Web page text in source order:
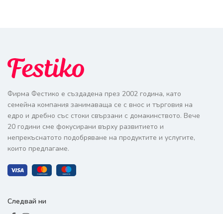
Фирма Фестико е създадена през 2002 година, като
семейна компания занимаваща се с внос и търговия на
едро и дребно със стоки свързани с домакинството. Вече
20 години сме фокусирани върху развитието и
непрекъснатото подобряване на продуктите и услугите,
които предлагаме.
Следвай ни